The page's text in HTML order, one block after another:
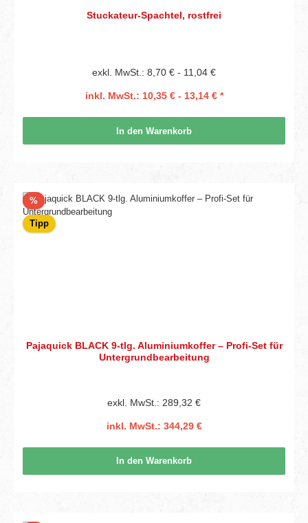
Stuckateur-Spachtel, rostfrei
exkl. MwSt.: 8,70 € - 11,04 €
inkl. MwSt.: 10,35 € - 13,14 € *
In den Warenkorb
%Rabatt
Tipp
Pajaquick BLACK 9-tlg. Aluminiumkoffer – Profi-Set für
Untergrundbearbeitung
exkl. MwSt.: 289,32 €
inkl. MwSt.: 344,29 €
In den Warenkorb